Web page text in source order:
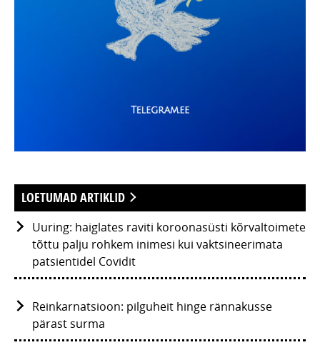
LOETUMAD ARTIKLID
Uuring: haiglates raviti koroonasüsti kõrvaltoimete
tõttu palju rohkem inimesi kui vaktsineerimata
patsientidel Covidit
Reinkarnatsioon: pilguheit hinge rännakusse
pärast surma